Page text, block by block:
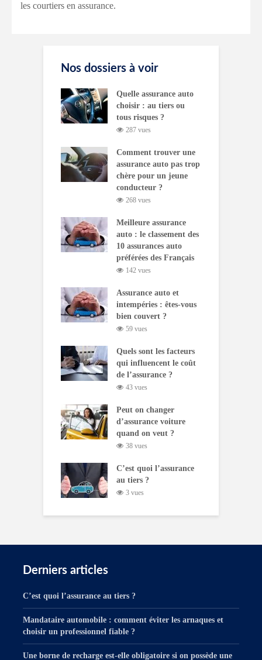
les courtiers en assurance.
Nos dossiers à voir
Quelle assurance auto
choisir : au tiers ou
tous risques ?
287 vues
Comment trouver une
assurance auto pas trop
chère pour un jeune
conducteur ?
268 vues
Meilleure assurance
auto : le classement des
10 assurances auto
préférées des Français
142 vues
Assurance auto et
intempéries : êtes-vous
bien couvert ?
59 vues
Quels sont les facteurs
qui influencent le coût
de l’assurance ?
43 vues
Peut on changer
d’assurance voiture
quand on veut ?
38 vues
C’est quoi l’assurance
au tiers ?
3 vues
Derniers articles
C’est quoi l’assurance au tiers ?
Mandataire automobile : comment éviter les arnaques et
choisir un professionnel fiable ?
Une borne de recharge est-elle obligatoire si on possède une